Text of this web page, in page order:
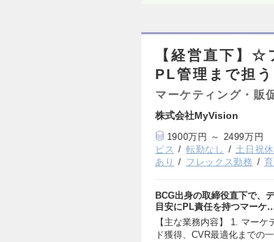
【経営直下】
PL管理まで担
マーケティング・販
株式会社MyVision
1900万円 ～ 2499万円
ビス
転勤なし 土日祝
あり
フレックス勤務
BCG出身の取締役直下で、
目安にPL責任を持つマーケ
【主な業務内容】 1. マー
ド獲得、CVR最適化までの